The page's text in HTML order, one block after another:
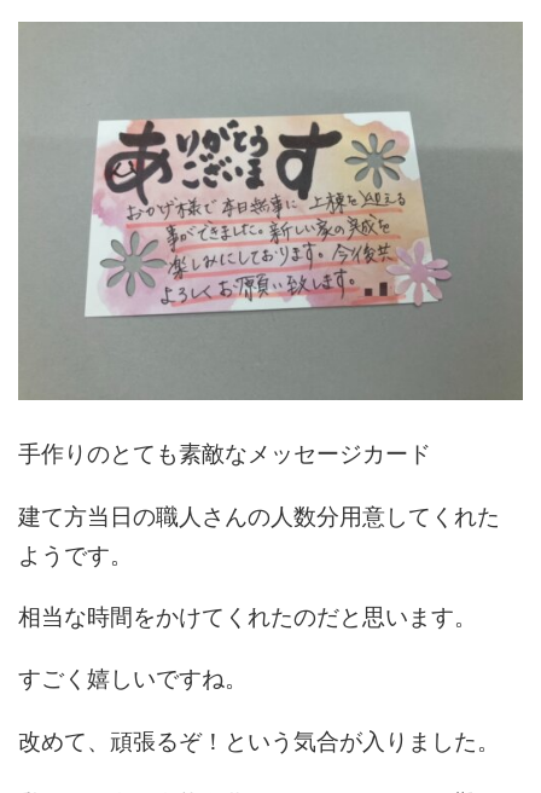
手作りのとても素敵なメッセージカード
建て方当日の職人さんの人数分用意してくれた
ようです。
相当な時間をかけてくれたのだと思います。
すごく嬉しいですね。
改めて、頑張るぞ！という気合が入りました。